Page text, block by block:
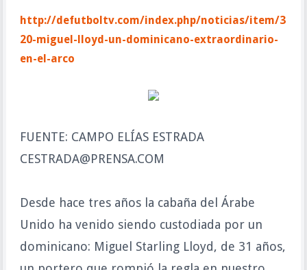
http://defutboltv.com/index.php/noticias/item/3
20-miguel-lloyd-un-dominicano-extraordinario-
en-el-arco
FUENTE: CAMPO ELÍAS ESTRADA
CESTRADA@PRENSA.COM
Desde hace tres años la cabaña del Árabe
Unido ha venido siendo custodiada por un
dominicano: Miguel Starling Lloyd, de 31 años,